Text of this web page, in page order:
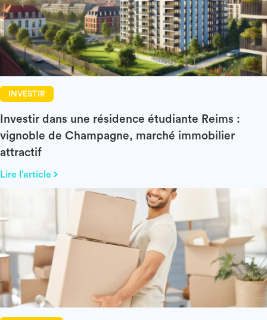
INVESTIR
Investir dans une résidence étudiante Reims :
vignoble de Champagne, marché immobilier
attractif
Lire l’article